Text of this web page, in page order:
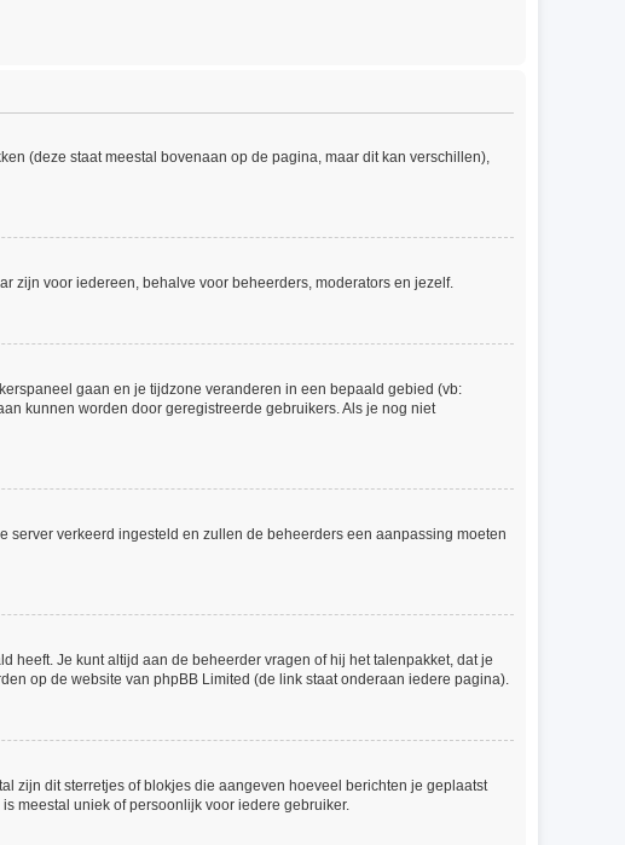
(deze staat meestal bovenaan op de pagina, maar dit kan verschillen),
zijn voor iedereen, behalve voor beheerders, moderators en jezelf.
gaan en je tijdzone veranderen in een bepaald gebied (vb:
kunnen worden door geregistreerde gebruikers. Als je nog niet
verkeerd ingesteld en zullen de beheerders een aanpassing moeten
heeft. Je kunt altijd aan de beheerder vragen of hij het talenpakket, dat je
op de website van phpBB Limited (de link staat onderaan iedere pagina).
zijn dit sterretjes of blokjes die aangeven hoeveel berichten je geplaatst
meestal uniek of persoonlijk voor iedere gebruiker.